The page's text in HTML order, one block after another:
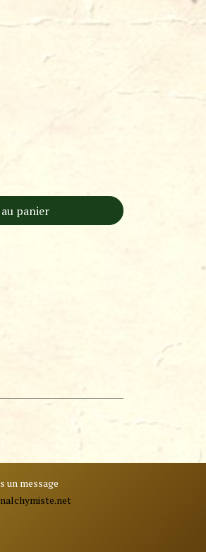
panier
un message